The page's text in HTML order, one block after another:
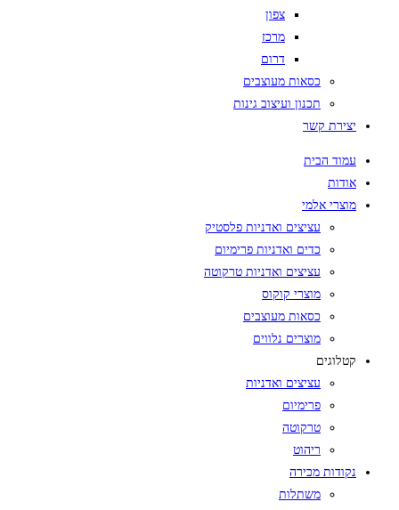
צפון
מרכז
דרום
כסאות מעוצבים
תכנון ועיצוב גינות
יצירת קשר
עמוד הבית
אודות
מוצרי אלמי
עציצים ואדניות פלסטיק
כדים ואדניות פרימיום
עציצים ואדניות טרקוטה
מוצרי קוקוס
כסאות מעוצבים
מוצרים נלווים
קטלוגים
עציצים ואדניות
פרימיום
טרקוטה
ריהוט
נקודות מכירה
משתלות